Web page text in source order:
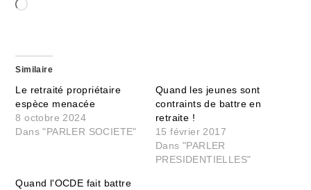
Chargement…
Similaire
Le retraité propriétaire
espèce menacée
8 octobre 2024
Dans "PARLER SOCIETE"
Quand les jeunes sont
contraints de battre en
retraite !
15 février 2017
Dans "PARLER
PRESIDENTIELLES"
Quand l'OCDE fait battre